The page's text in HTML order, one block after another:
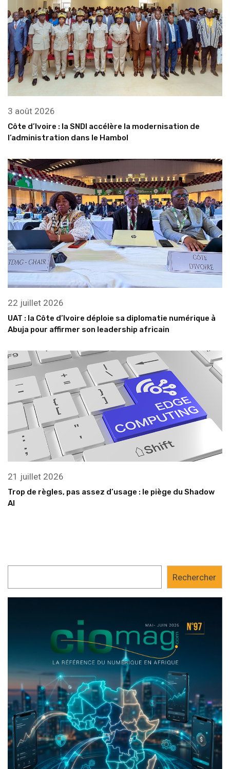
3 août 2026
Côte d’Ivoire : la SNDI accélère la modernisation de
l’administration dans le Hambol
22 juillet 2026
UAT : la Côte d’Ivoire déploie sa diplomatie numérique à
Abuja pour affirmer son leadership africain
21 juillet 2026
Trop de règles, pas assez d’usage : le piège du Shadow
AI
Rechercher